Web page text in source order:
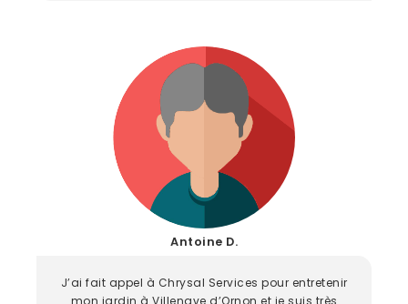
Antoine D.
J’ai fait appel à Chrysal Services pour entretenir
mon jardin à Villenave d’Ornon et je suis très